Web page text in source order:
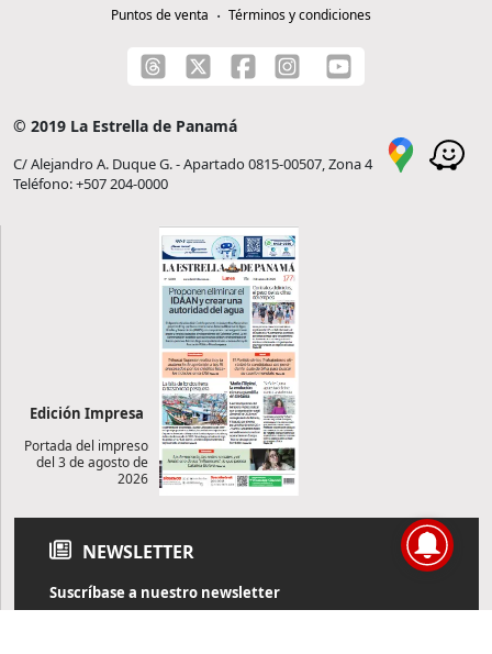
Puntos de venta
Términos y condiciones
© 2019 La Estrella de Panamá
C/ Alejandro A. Duque G. - Apartado 0815-00507, Zona 4
Teléfono: +507 204-0000
Edición Impresa
Portada del impreso
del 3 de agosto de
2026
NEWSLETTER
Suscríbase a nuestro newsletter
Reciba diariamente información de actualidad directamente en